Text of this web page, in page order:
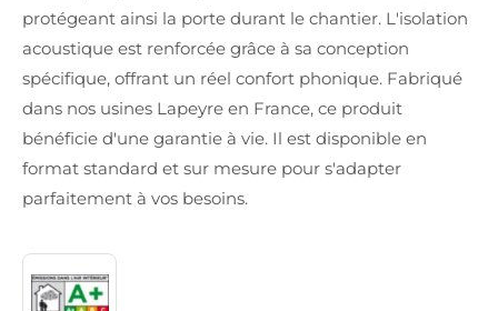
protégeant ainsi la porte durant le chantier. L'isolation
acoustique est renforcée grâce à sa conception
spécifique, offrant un réel confort phonique. Fabriqué
dans nos usines Lapeyre en France, ce produit
bénéficie d'une garantie à vie. Il est disponible en
format standard et sur mesure pour s'adapter
parfaitement à vos besoins.